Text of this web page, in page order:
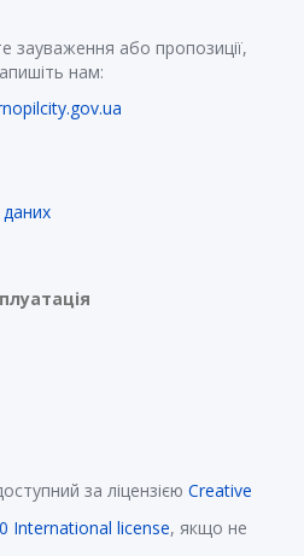
зауваження або пропозиції,
нам:
даних
за ліцензією Creative
International license, якщо не